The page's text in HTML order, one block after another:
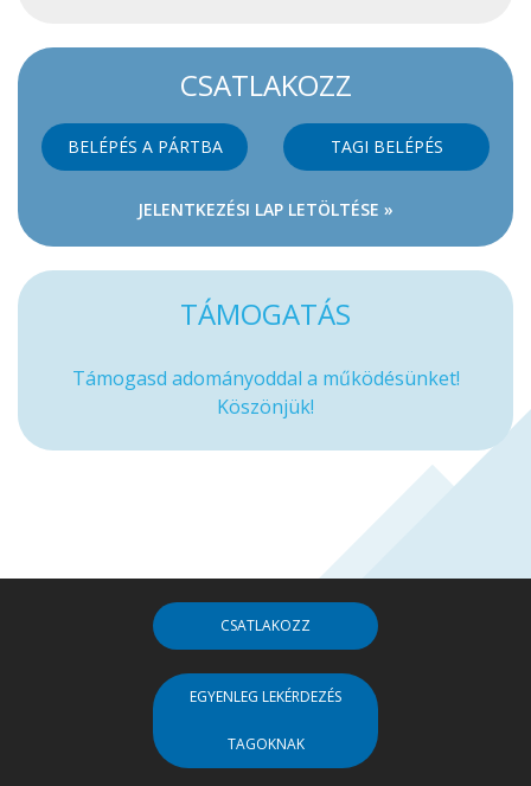
CSATLAKOZZ
BELÉPÉS A PÁRTBA TAGI BELÉPÉS
JELENTKEZÉSI LAP LETÖLTÉSE »
TÁMOGATÁS
Támogasd adományoddal a működésünket!
Köszönjük!
CSATLAKOZZ
EGYENLEG LEKÉRDEZÉS
TAGOKNAK